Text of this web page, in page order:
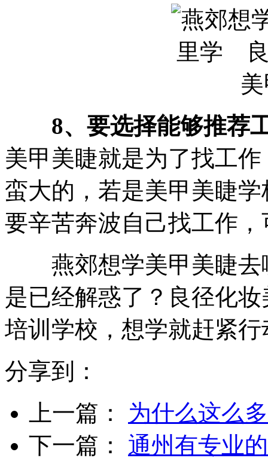
8、要选择能够推荐
美甲美睫就是为了找工
蛮大的，若是美甲美睫
要辛苦奔波自己找工作
燕郊想学美甲美睫去
是已经解惑了？良径化
培训学校，想学就赶
分享到：
上一篇：
为什么这么
下一篇：
通州有专业